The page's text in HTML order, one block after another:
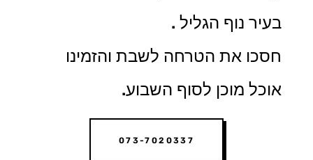
בעיר נוף הגליל .
חסכו את הטרחה לשבת והזמינו
אוכל מוכן לסוף השבוע.
073-7020337